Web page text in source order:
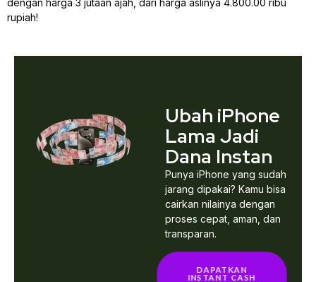
rupiah!
Ubah iPhone
Lama Jadi
Dana Instan
Punya iPhone yang sudah
jarang dipakai? Kamu bisa
cairkan nilainya dengan
proses cepat, aman, dan
transparan.
DAPATKAN
INSTANT CASH